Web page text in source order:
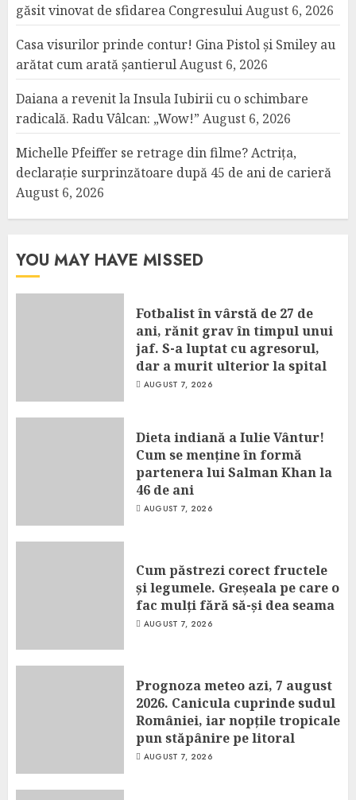
găsit vinovat de sfidarea CongresuluiAugust 6, 2026
Casa visurilor prinde contur! Gina Pistol și Smiley au
arătat cum arată șantierulAugust 6, 2026
Daiana a revenit la Insula Iubirii cu o schimbare
radicală. Radu Vâlcan: „Wow!” August 6, 2026
Michelle Pfeiffer se retrage din filme? Actrița,
declarație surprinzătoare după 45 de ani de carieră
August 6, 2026
YOU MAY HAVE MISSED
Fotbalist în vârstă de 27 de
ani, rănit grav în timpul unui
jaf. S-a luptat cu agresorul,
dar a murit ulterior la spital
AUGUST 7, 2026
Dieta indiană a Iulie Vântur!
Cum se menține în formă
partenera lui Salman Khan la
46 de ani
AUGUST 7, 2026
Cum păstrezi corect fructele
și legumele. Greșeala pe care o
fac mulți fără să-și dea seama
AUGUST 7, 2026
Prognoza meteo azi, 7 august
2026. Canicula cuprinde sudul
României, iar nopțile tropicale
pun stăpânire pe litoral
AUGUST 7, 2026